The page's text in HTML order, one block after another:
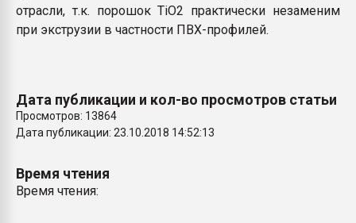
отрасли, т.к. порошок TiO2 практически незаменим
при экструзии в частности ПВХ-профилей.
Дата публикации и кол-во просмотров статьи
Просмотров: 13864
Дата публикации: 23.10.2018 14:52:13
Время чтения
Время чтения: